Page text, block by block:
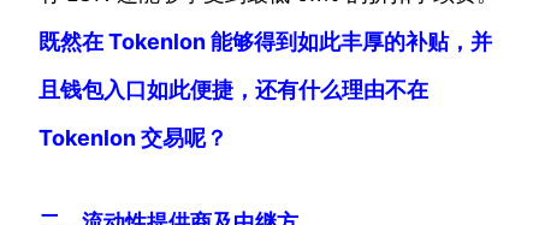
既然在 Tokenlon 能够得到如此丰厚的补贴，并
且钱包入口如此便捷，还有什么理由不在
Tokenlon 交易呢？